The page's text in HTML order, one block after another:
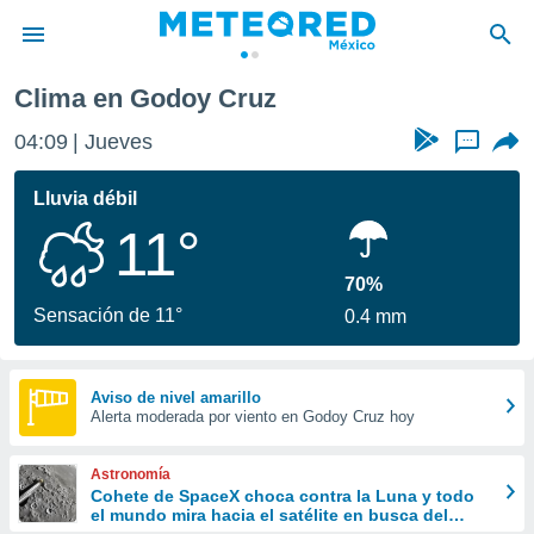
de
ha sido
para
que se
calidad.
a este
las
forma
digital
basada
Clima en Godoy Cruz
04:09 Jueves ...
Lluvia débil
11°
Sensación de 11°
70%
0.4 mm
Aviso de nivel amarillo
Alerta moderada por viento en Godoy Cruz hoy
Astronomía
Cohete de SpaceX choca contra la Luna y todo
el mundo mira hacia el satélite en busca del